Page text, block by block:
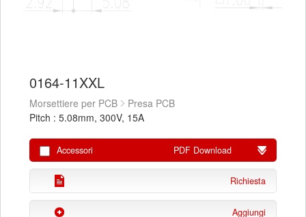
0164-11XXL
Morsettiere per PCB
Presa PCB
Pitch : 5.08mm, 300V, 15A
Accessori PDF Download
Richiesta
Aggiungi